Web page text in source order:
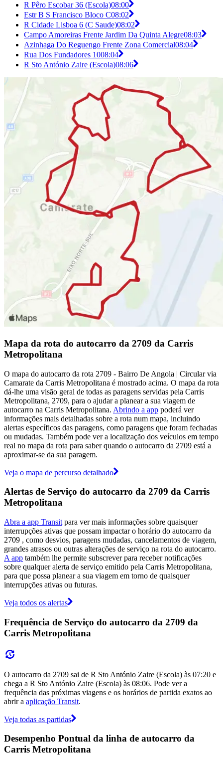
R Pêro Escobar 36 (Escola)08:00
Estr B S Francisco Bloco C08:02
R Cidade Lisboa 6 (C Saude)08:02
Campo Amoreiras Frente Jardim Da Quinta Alegre08:03
Azinhaga Do Reguengo Frente Zona Comercial08:04
Rua Dos Fundadores 1008:04
R Sto António Zaire (Escola)08:06
Mapa da rota do autocarro da 2709 da Carris
Metropolitana
O mapa do autocarro da rota 2709 - Bairro De Angola | Circular via
Camarate da Carris Metropolitana é mostrado acima. O mapa da rota
dá-lhe uma visão geral de todas as paragens servidas pela Carris
Metropolitana, 2709, para o ajudar a planear a sua viagem de
autocarro na Carris Metropolitana. Abrindo a app poderá ver
informações mais detalhadas sobre a rota num mapa, incluindo
alertas específicos das paragens, como paragens que foram fechadas
ou mudadas. Também pode ver a localização dos veículos em tempo
real no mapa da rota para saber quando o autocarro da 2709 está a
aproximar-se da sua paragem.
Veja o mapa de percurso detalhado
Alertas de Serviço do autocarro da 2709 da Carris
Metropolitana
Abra a app Transit para ver mais informações sobre quaisquer
interrupções ativas que possam impactar o horário do autocarro da
2709 , como desvios, paragens mudadas, cancelamentos de viagem,
grandes atrasos ou outras alterações de serviço na rota do autocarro.
A app também lhe permite subscrever para receber notificações
sobre qualquer alerta de serviço emitido pela Carris Metropolitana,
para que possa planear a sua viagem em torno de quaisquer
interrupções ativas ou futuras.
Veja todos os alertas
Frequência de Serviço do autocarro da 2709 da
Carris Metropolitana
O autocarro da 2709 sai de R Sto António Zaire (Escola) às 07:20 e
chega a R Sto António Zaire (Escola) às 08:06. Pode ver a
frequência das próximas viagens e os horários de partida exatos ao
abrir a aplicação Transit.
Veja todas as partidas
Desempenho Pontual da linha de autocarro da
Carris Metropolitana